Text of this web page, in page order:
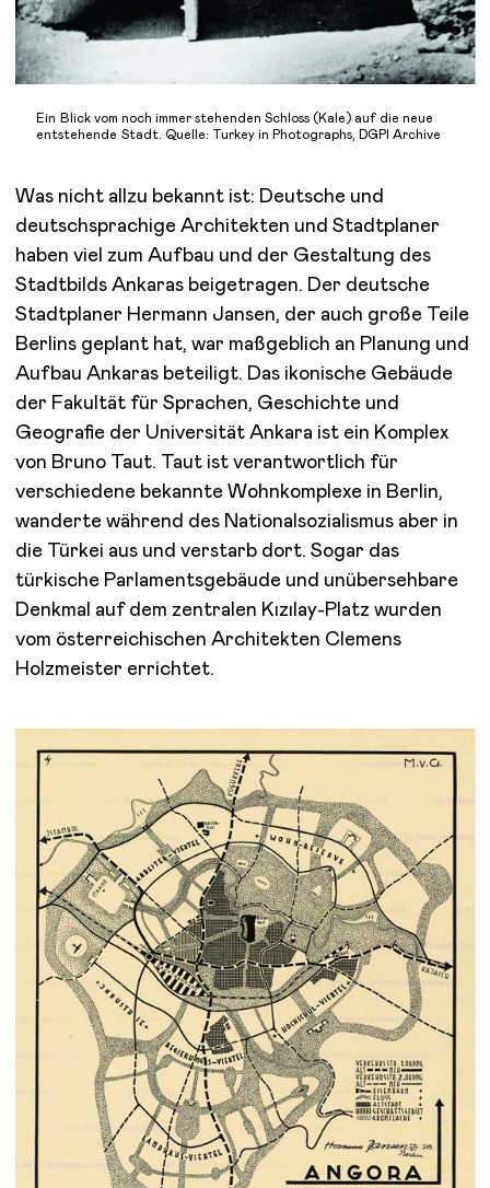
Ein Blick vom noch immer stehenden Schloss (Kale) auf die neue
entstehende Stadt. Quelle: Turkey in Photographs, DGPI Archive
Was nicht allzu bekannt ist: Deutsche und
deutschsprachige Architekten und Stadtplaner
haben viel zum Aufbau und der Gestaltung des
Stadtbilds Ankaras beigetragen. Der deutsche
Stadtplaner Hermann Jansen, der auch große Teile
Berlins geplant hat, war maßgeblich an Planung und
Aufbau Ankaras beteiligt. Das ikonische Gebäude
der Fakultät für Sprachen, Geschichte und
Geografie der Universität Ankara ist ein Komplex
von Bruno Taut. Taut ist verantwortlich für
verschiedene bekannte Wohnkomplexe in Berlin,
wanderte während des Nationalsozialismus aber in
die Türkei aus und verstarb dort. Sogar das
türkische Parlamentsgebäude und unübersehbare
Denkmal auf dem zentralen Kızılay-Platz wurden
vom österreichischen Architekten Clemens
Holzmeister errichtet.